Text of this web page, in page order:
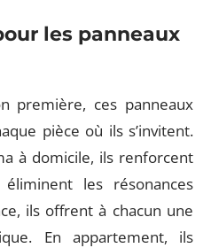
les panneaux
première, ces panneaux
pièce où ils s’invitent.
à domicile, ils renforcent
les résonances
ils offrent à chacun une
En appartement, ils